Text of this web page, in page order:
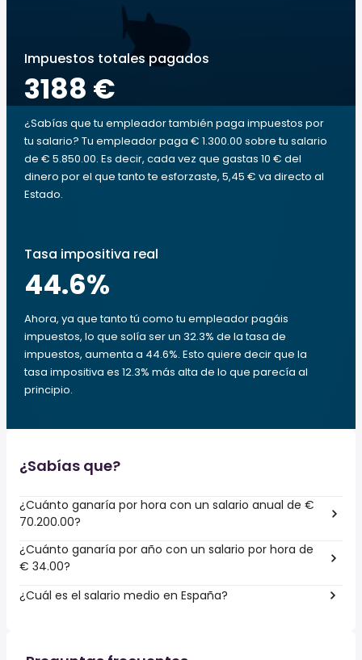
Impuestos totales pagados
3188 €
¿Sabías que tu empleador también paga impuestos por
tu salario? Tu empleador paga € 1.300.00 sobre tu salario
de € 5.850.00. Es decir, cada vez que gastas 10 € del
dinero por el que tanto te esforzaste, 5,45 € va directo al
Estado.
Tasa impositiva real
44.6%
Ahora, ya que tanto tú como tu empleador pagáis
impuestos, lo que solía ser un 32.3% de la tasa de
impuestos, aumenta a 44.6%. Esto quiere decir que la
tasa impositiva es 12.3% más alta de lo que parecía al
principio.
¿Sabías que?
¿Cuánto ganaría por hora con un salario anual de €
70.200.00?
¿Cuánto ganaría por año con un salario por hora de
€ 34.00?
¿Cuál es el salario medio en España?